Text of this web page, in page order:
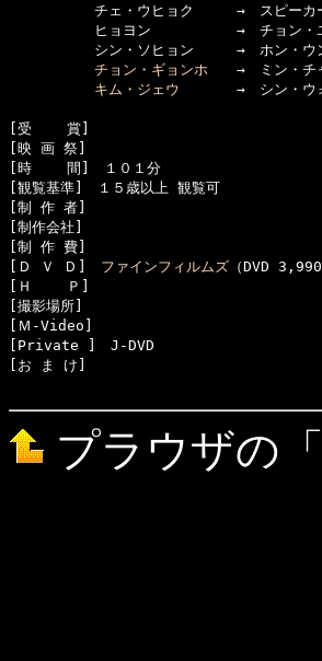
チェ・ウヒョク　　　→　スピーカ
ヒョヨン　　　　　　→　チョン・
シン・ソヒョン　　　→　ホン・ウ
チョン・ギョンホ →　ミン・チ
キム・ジェウ
→　シン・ウォ
[受    賞]
[映 画 祭]
[時    間]　１０１分
[観覧基準]　１５歳以上 観覧可
[制 作 者]
[制作会社]
[制 作 費]
[Ｄ Ｖ Ｄ] ファインフィルムズ （DVD
[Ｈ    Ｐ]
[撮影場所]
[Ｍ-Video]
[Private ]　J-DVD
[お ま け]
プラウザの